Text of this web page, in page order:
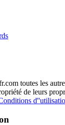
toutes les
de leurs